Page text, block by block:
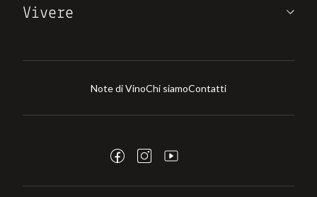
Vivere
Note di VinoChi siamoContatti